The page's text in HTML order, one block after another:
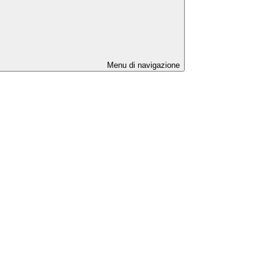
Menu di navigazione